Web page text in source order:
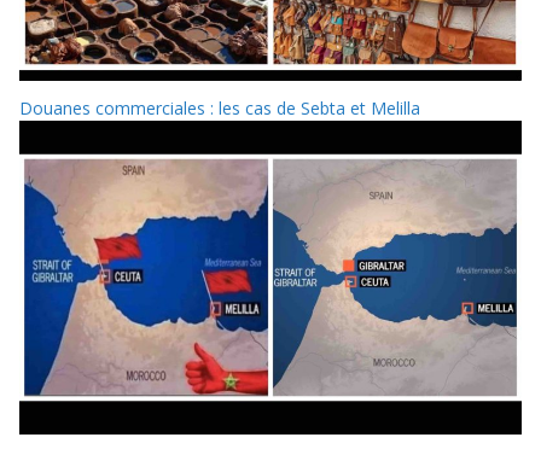
Douanes commerciales : les cas de Sebta et Melilla